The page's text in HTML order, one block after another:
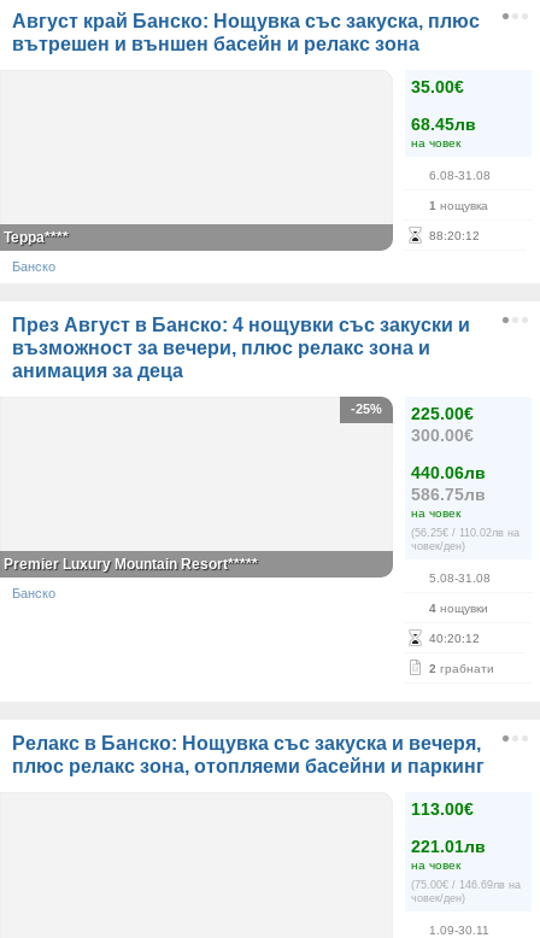
Август край Банско: Нощувка със закуска, плюс
вътрешен и външен басейн и релакс зона
35.00€
68.45лв
на човек
6.08-31.08
1 нощувка
88:20:12
Терра****
Банско
През Август в Банско: 4 нощувки със закуски и
възможност за вечери, плюс релакс зона и
анимация за деца
225.00€
300.00€
440.06лв
586.75лв
на човек
(56.25€ / 110.02лв на
човек/ден)
5.08-31.08
4 нощувки
40:20:12
2 грабнати
-25%
Premier Luxury Mountain Resort*****
Банско
Релакс в Банско: Нощувка със закуска и вечеря,
плюс релакс зона, отопляеми басейни и паркинг
113.00€
221.01лв
на човек
(75.00€ / 146.69лв на
човек/ден)
1.09-30.11